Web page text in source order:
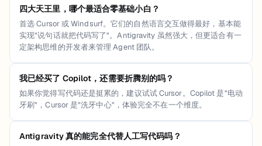
四大天王里，哪个最适合零基础小白？
首选 Cursor 或 Windsurf。它们的自然语言交互做得最好，基本能
实现"说句话就把代码写了"。Antigravity 虽然强大，但更适合有一
定架构思维的开发者来管理 Agent 团队。
我已经买了 Copilot，还需要折腾别的吗？
如果你觉得写代码还是挺累的，建议试试 Cursor。Copilot 是"电动
牙刷"，Cursor 是"洗牙中心"，体验完全不在一个维度。
Antigravity 真的能完全代替人工写代码吗？